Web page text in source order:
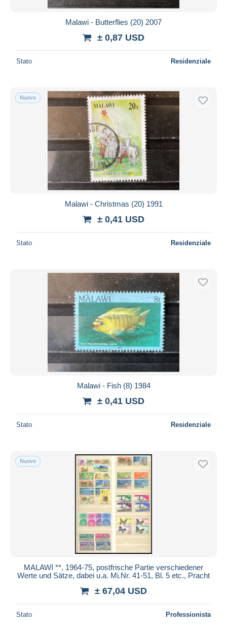
Malawi - Butterflies (20) 2007
± 0,87 USD
Stato Residenziale
Nuovo
Malawi - Christmas (20) 1991
± 0,41 USD
Stato Residenziale
Malawi - Fish (8) 1984
± 0,41 USD
Stato Residenziale
Nuovo
MALAWI **, 1964-75, postfrische Partie verschiedener
Werte und Sätze, dabei u.a. Mi.Nr. 41-51, Bl. 5 etc., Pracht
± 67,04 USD
Stato Professionista